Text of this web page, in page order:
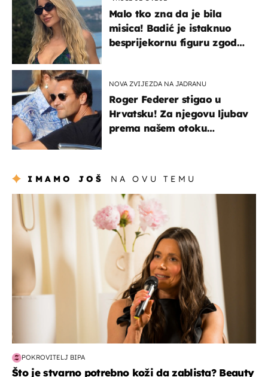
Malo tko zna da je bila
misica! Badić je istaknuo
besprijekornu figuru zgodne
NOVA ZVIJEZDA NA JADRANU
Roger Federer stigao u
Hrvatsku! Za njegovu ljubav
prema našem otoku
IMAMO JOŠ NA OVU TEMU
moda & ljepota
POKROVITELJ BIPA
Što je stvarno potrebno koži da zablista? Beauty